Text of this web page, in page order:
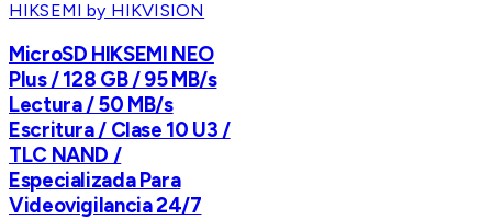
HIKSEMI by HIKVISION
MicroSD HIKSEMI NEO
Plus / 128 GB / 95 MB/s
Lectura / 50 MB/s
Escritura / Clase 10 U3 /
TLC NAND /
Especializada Para
Videovigilancia 24/7